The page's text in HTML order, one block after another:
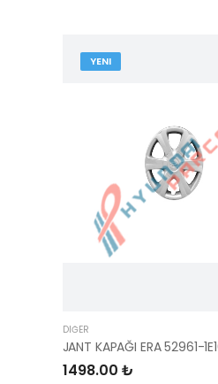
YENI
DIĞER
JANT KAPAĞI ERA 52961-
1498.00 ₺